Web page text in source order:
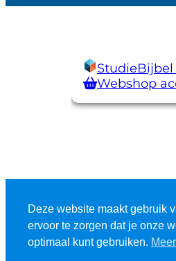
Deze website maakt gebruik
ervoor te zorgen dat je onze
optimaal kunt gebruiken.
Webshop